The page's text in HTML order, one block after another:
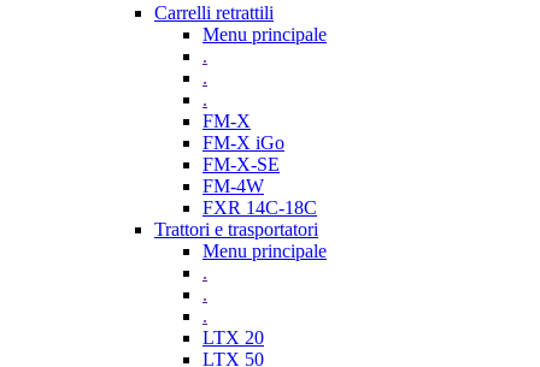
Carrelli retrattili
Menu principale
.
.
.
FM-X
FM-X iGo
FM-X-SE
FM-4W
FXR 14C-18C
Trattori e trasportatori
Menu principale
.
.
.
LTX 20
LTX 50